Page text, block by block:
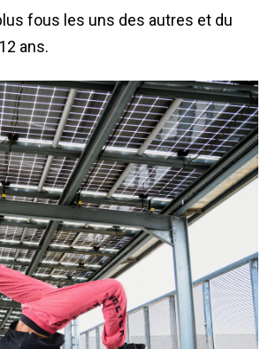
fous les uns des autres et du
ans.